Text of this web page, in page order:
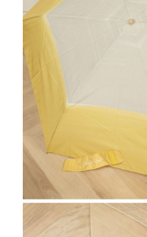
1.分期款項不併入電信帳單，「大
醒簡訊。
2.透過簡訊連結打開帳單後，可選
帳／街口支付／iPASS MONEY」等
【注意事項】
1.本服務係由「台灣大哥大股份有
用戶於交易時，得透過本服務購買
買賣價金債權讓與本公司後，依約
2.基於同意付款使用「大哥付你分
資料（包含姓名、電話或地址）提
由本公司與您本人進行分期帳單所
3.完整用戶服務條款，請詳閱以下連
【「AFTEE先享後付」結帳流程】
１．於結帳方式選擇「AFTEE先享
結帳頁面，進行簡訊認證並確認金
２．訂單成立數日內，您將收到繳
３．收到繳費通知簡訊後14天內，
ATM／網路銀行／等多元方式進行
※ 請注意：結帳手續完成當下不需
購買商品的店家。未經商家同意取
後付繳納相關費用。
※ 交易是否成功請以「AFTEE先享
是否繳費成功／繳費後需取消欲退
客戶支援中心」
https://
【注意事項】
１．透過由恩沛科技股份有限公司
易，需依本服務之必要範圍內提供
權轉讓予恩沛科技股份有限公司。
２．關於個人資料處理事宜，請瀏
付款後 全家取貨
每筆NT$80，滿NT$1,500(含以
7-11 取貨付款
每筆NT$80，滿NT$1,500(含以
付款後 7-11取貨
每筆NT$80，滿NT$1,500(含以
宅配
每筆NT$80，滿NT$1,500(含以